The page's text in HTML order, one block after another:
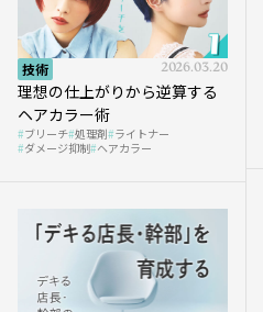
技術 2026.03.20
理想の仕上がりから逆算する
ヘアカラー術
ブリーチ 処理剤 ライトナー
ダメージ抑制 ヘアカラー